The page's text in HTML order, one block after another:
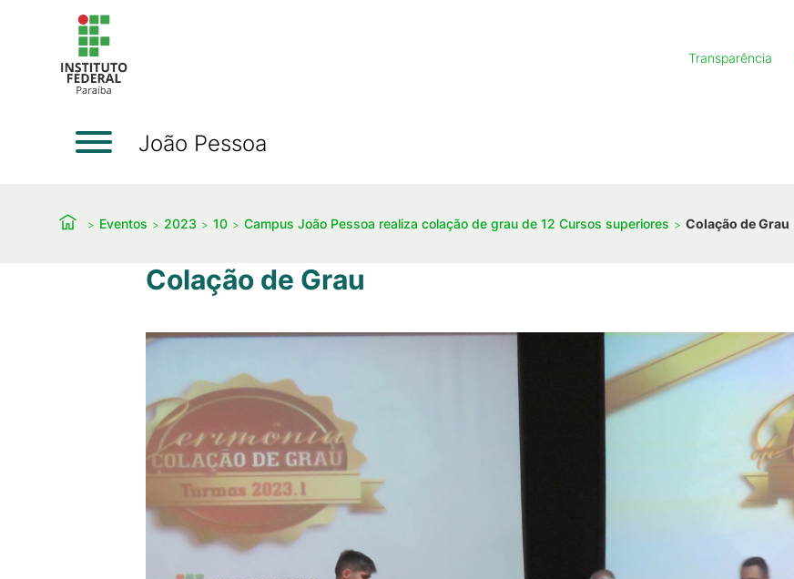
Transparência
João Pessoa
Eventos 2023 10 Campus João Pessoa realiza colação de grau de 12 Cursos superiores Colação de Grau
Colação de Grau